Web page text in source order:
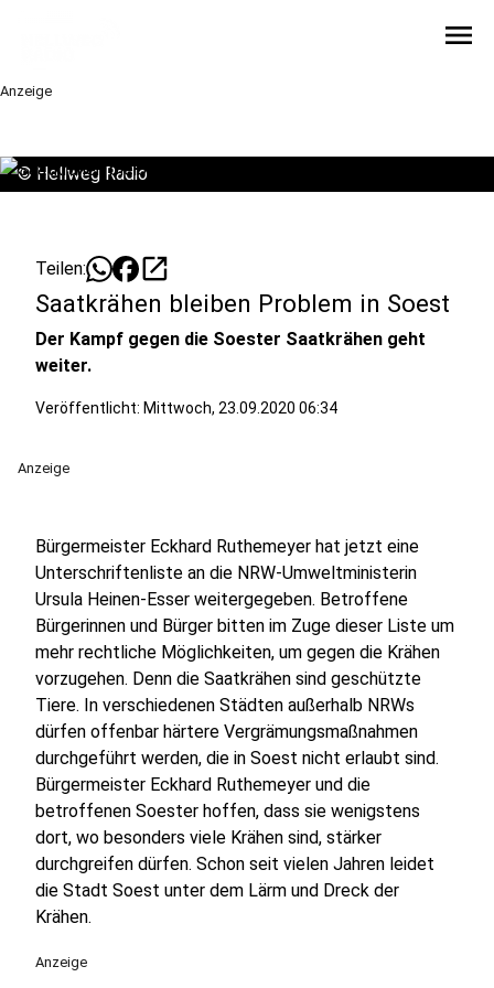
menu
Anzeige
© Hellweg Radio
Teilen: open_in_new
Saatkrähen bleiben Problem in Soest
Der Kampf gegen die Soester Saatkrähen geht
weiter.
Veröffentlicht: Mittwoch, 23.09.2020 06:34
Anzeige
Bürgermeister Eckhard Ruthemeyer hat jetzt eine
Unterschriftenliste an die NRW-Umweltministerin
Ursula Heinen-Esser weitergegeben. Betroffene
Bürgerinnen und Bürger bitten im Zuge dieser Liste um
mehr rechtliche Möglichkeiten, um gegen die Krähen
vorzugehen. Denn die Saatkrähen sind geschützte
Tiere. In verschiedenen Städten außerhalb NRWs
dürfen offenbar härtere Vergrämungsmaßnahmen
durchgeführt werden, die in Soest nicht erlaubt sind.
Bürgermeister Eckhard Ruthemeyer und die
betroffenen Soester hoffen, dass sie wenigstens
dort, wo besonders viele Krähen sind, stärker
durchgreifen dürfen. Schon seit vielen Jahren leidet
die Stadt Soest unter dem Lärm und Dreck der
Krähen.
Anzeige